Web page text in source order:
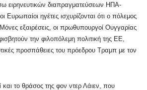
ειρηνευτικών διαπραγματεύσεων ΗΠΑ-
Ευρωπαίοι ηγέτες ισχυρίζονται ότι ο πόλεμος
εξαιρέσεις, οι πρωθυπουργοί Ουγγαρίας
την φιλοπόλεμη πολιτική της ΕΕ,
προσπάθειες του πρόεδρου Τραμπ με τον
το θράσος της φον ντερ Λάιεν, που